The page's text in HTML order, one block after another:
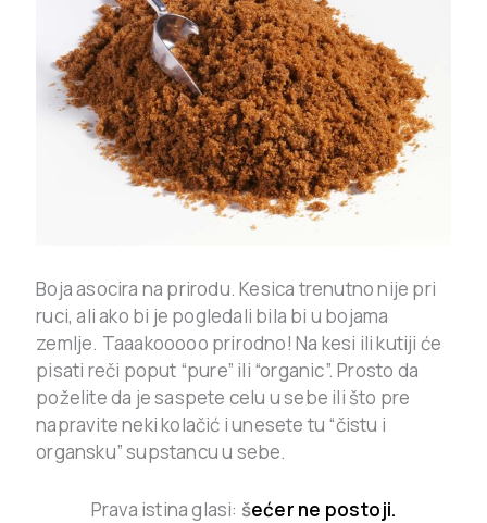
Boja asocira na prirodu. Kesica trenutno nije pri
ruci, ali ako bi je pogledali bila bi u bojama
zemlje. Taaakooooo prirodno! Na kesi ili kutiji će
pisati reči poput “pure” ili “organic”. Prosto da
poželite da je saspete celu u sebe ili što pre
napravite neki kolačić i unesete tu “čistu i
organsku” supstancu u sebe.
Prava istina glasi: šećer ne postoji.